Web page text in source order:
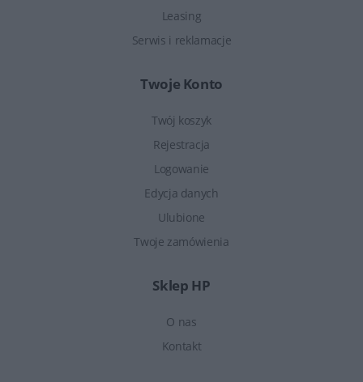
Leasing
Serwis i reklamacje
Twoje Konto
Twój koszyk
Rejestracja
Logowanie
Edycja danych
Ulubione
Twoje zamówienia
Sklep HP
O nas
Kontakt